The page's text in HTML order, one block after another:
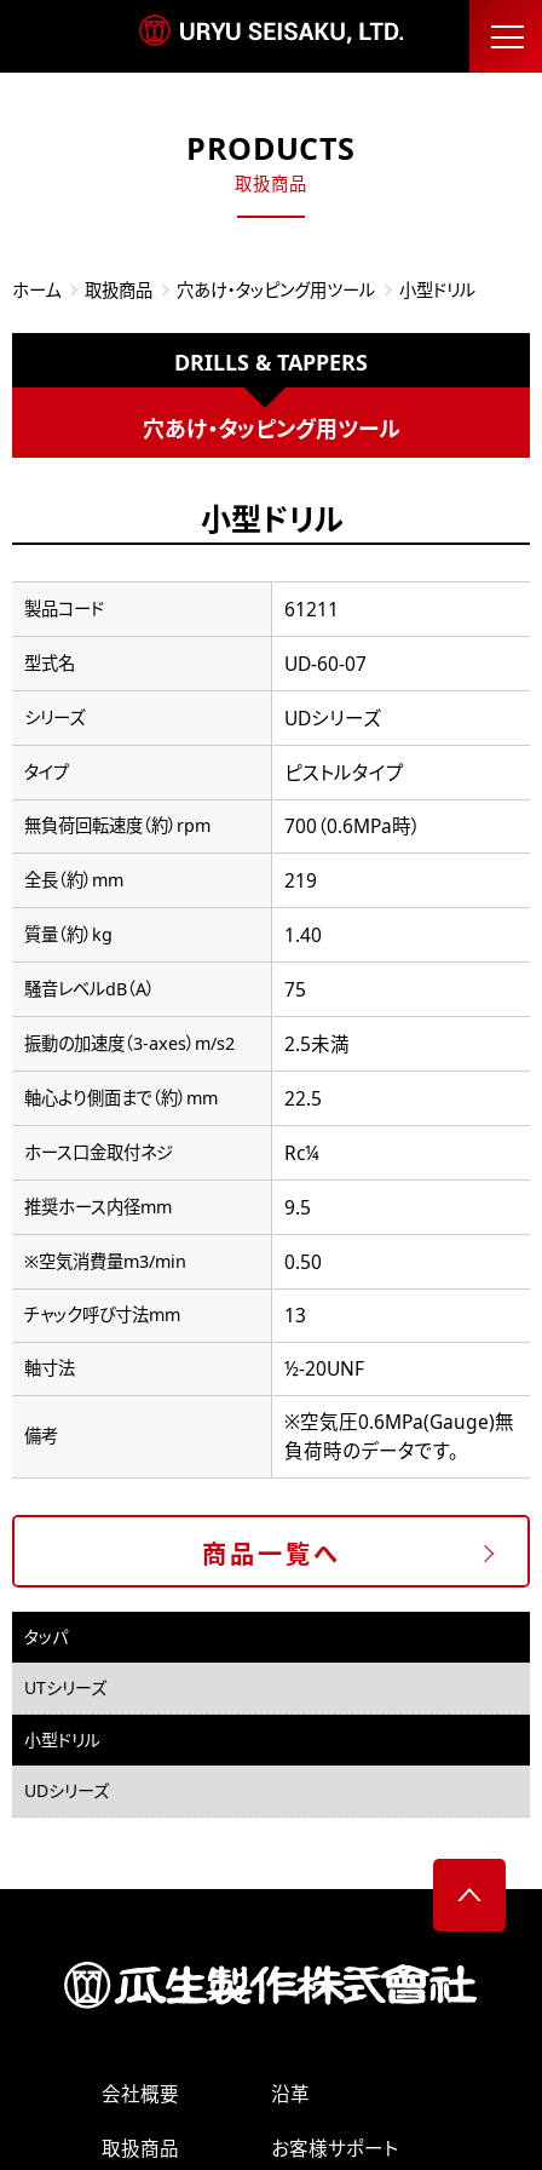
PRODUCTS
取扱商品
ホーム 取扱商品 穴あけ・タッピング用ツール 小型ドリル
DRILLS & TAPPERS
穴あけ・タッピング用ツール
小型ドリル
製品コード 61211
型式名 UD-60-07
シリーズ UDシリーズ
タイプ ピストルタイプ
無負荷回転速度（約）rpm 700（0.6MPa時）
全長（約）mm 219
質量（約）kg 1.40
騒音レベルdB（A） 75
振動の加速度（3-axes）m/s2 2.5未満
軸心より側面まで（約）mm 22.5
ホース口金取付ネジ Rc¼
推奨ホース内径mm 9.5
※空気消費量m3/min 0.50
チャック呼び寸法mm 13
軸寸法 ½-20UNF
備考
※空気圧0.6MPa(Gauge)無
負荷時のデータです。
商品一覧へ
タッパ
UTシリーズ
小型ドリル
UDシリーズ
会社概要 沿革
取扱商品 お客様サポート